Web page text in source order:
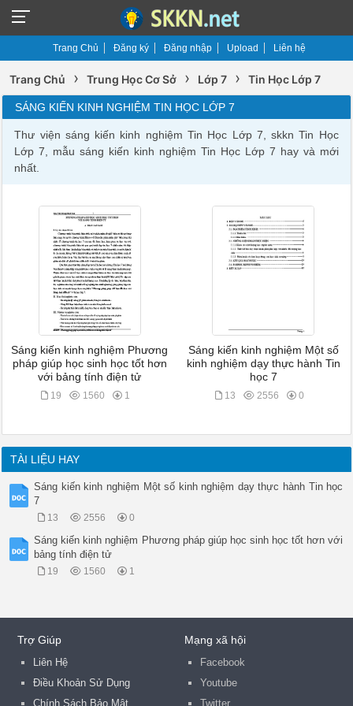
Trang Chủ Đăng ký Đăng nhập Upload Liên hệ
Trang Chủ › Trung Học Cơ Sở › Lớp 7 › Tin Học Lớp 7
SÁNG KIẾN KINH NGHIỆM TIN HỌC LỚP 7
Thư viện sáng kiến kinh nghiệm Tin Học Lớp 7, skkn Tin Học
Lớp 7, mẫu sáng kiến kinh nghiệm Tin Học Lớp 7 hay và mới
nhất.
Sáng kiến kinh nghiệm Phương
pháp giúp học sinh học tốt hơn
với bảng tính điện tử
19 1560 1
Sáng kiến kinh nghiệm Một số
kinh nghiệm dạy thực hành Tin
học 7
13 2556 0
TÀI LIỆU HAY
Sáng kiến kinh nghiệm Một số kinh nghiệm dạy thực hành Tin học
7
13 2556 0
Sáng kiến kinh nghiệm Phương pháp giúp học sinh học tốt hơn với
bảng tính điện tử
19 1560 1
Trợ Giúp
Liên Hệ
Điều Khoản Sử Dụng
Chính Sách Bảo Mật
Mạng xã hội
Facebook
Youtube
Twitter